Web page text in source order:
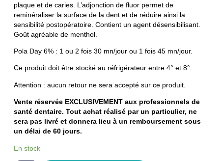
plaque et de caries. L’adjonction de fluor permet de
reminéraliser la surface de la dent et de réduire ainsi la
sensibilité postopératoire. Contient un agent désensibilisant.
Goût agréable de menthol.
Pola Day 6% : 1 ou 2 fois 30 mn/jour ou 1 fois 45 mn/jour.
Ce produit doit être stocké au réfrigérateur entre 4° et 8°.
Attention : aucun retour ne sera accepté sur ce produit.
Vente réservée EXCLUSIVEMENT aux professionnels de
santé dentaire. Tout achat réalisé par un particulier, ne
sera pas livré et donnera lieu à un remboursement sous
un délai de 60 jours.
En stock